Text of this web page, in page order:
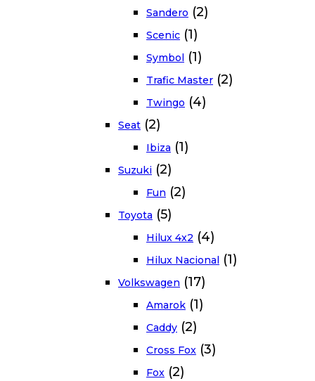
Sandero (2)
Scenic (1)
Symbol (1)
Trafic Master (2)
Twingo (4)
Seat (2)
Ibiza (1)
Suzuki (2)
Fun (2)
Toyota (5)
Hilux 4x2 (4)
Hilux Nacional (1)
Volkswagen (17)
Amarok (1)
Caddy (2)
Cross Fox (3)
Fox (2)